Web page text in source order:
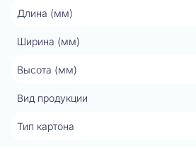
Длина (мм)
Ширина (мм)
Высота (мм)
Вид продукции
Тип картона